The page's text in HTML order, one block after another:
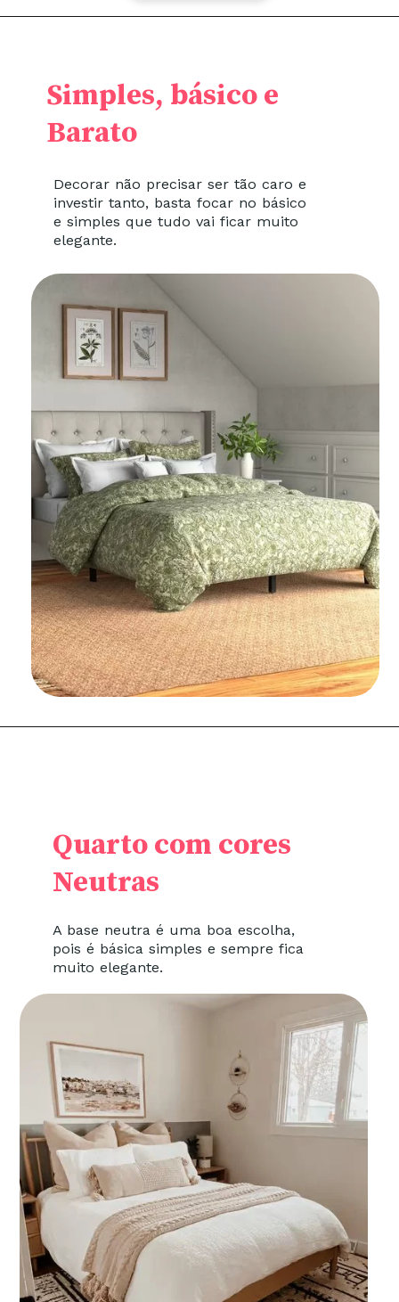
Decorar não precisar ser tão caro e
investir tanto, basta focar no básico
e simples que tudo vai ficar muito
elegante.
Simples, básico e
Barato
A base neutra é uma boa escolha,
pois é básica simples e sempre fica
muito elegante.
Quarto com cores
Neutras